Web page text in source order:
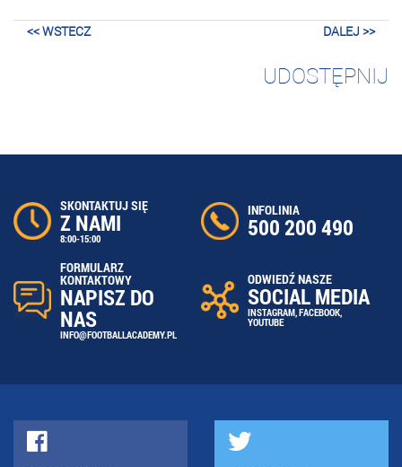
<< WSTECZ DALEJ >>
UDOSTĘPNIJ
SKONTAKTUJ SIĘ
Z NAMI
8:00-15:00
INFOLINIA
500 200 490
FORMULARZ
KONTAKTOWY
NAPISZ DO
NAS
INFO@FOOTBALLACADEMY.PL
ODWIEDŹ NASZE
SOCIAL MEDIA
INSTAGRAM,FACEBOOK,
YOUTUBE